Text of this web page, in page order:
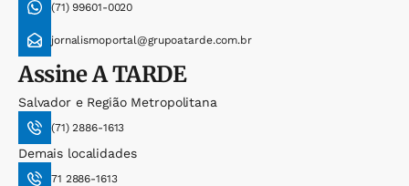
(71) 99601-0020
jornalismoportal@grupoatarde.com.br
AssineA TARDE
Salvador e Região Metropolitana
(71) 2886-1613
Demais localidades
71 2886-1613